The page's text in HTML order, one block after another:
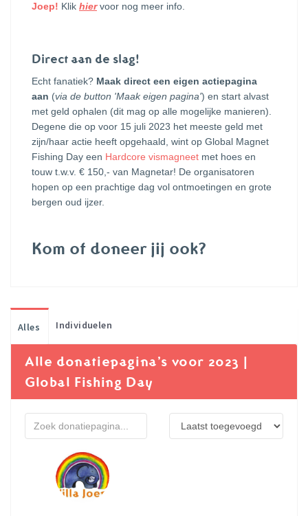
Joep! Klik hiervoor nog meer info.
Direct aan de slag!
Echt fanatiek? Maak direct een eigen actiepagina
aan (via de button 'Maak eigen pagina') en start alvast
met geld ophalen (dit mag op alle mogelijke manieren).
Degene die op voor 15 juli 2023 het meeste geld met
zijn/haar actie heeft opgehaald, wint op Global Magnet
Fishing Day een Hardcore vismagneet met hoes en
touw t.w.v. € 150,- van Magnetar! De organisatoren
hopen op een prachtige dag vol ontmoetingen en grote
bergen oud ijzer.
Kom of doneer jij ook?
Alles Individuelen
Alle donatiepagina’s voor 2023 |
Global Fishing Day